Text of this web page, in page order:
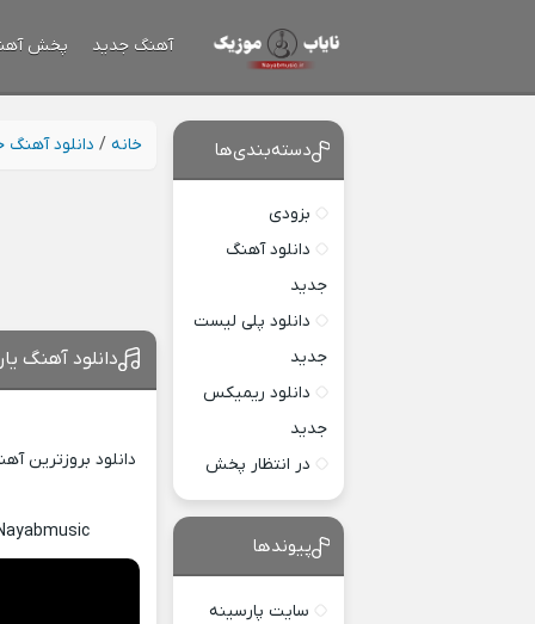
آهنگ جدید پخش
خانه / دانلود آهنگ
دانلود آهنگ
دانلود بروزترین
دسته‌بندی‌ها
بزودی
دانلود آهنگ
جدید
دانلود پلی لیست
جدید
دانلود ریمیکس
جدید
در انتظار پخش
پیوندها
سایت پارسینه